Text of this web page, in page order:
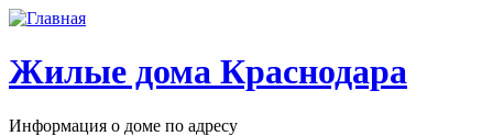
Перейти к основному содержанию
Жилые дома Краснодара
Информация о доме по адресу